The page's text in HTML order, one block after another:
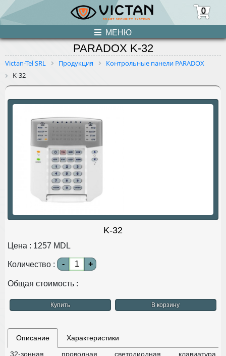
0
МЕНЮ
ПРОДУКЦИЯ
УСЛУГИ
КОНТАКТЫ
PARADOX K-32
Victan-Tel SRL Продукция
Контрольные панели PARADOX
K-32
K-32
Цена : 1257 MDL
Количество : - +
Общая стоимость :
Купить В корзину
Описание
Характеристики
32-зонная проводная светодиодная клавиатура